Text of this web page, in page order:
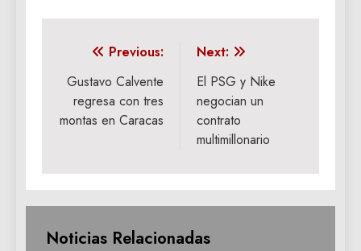
Navegación
de
entradas
Previous:
Gustavo Calvente
regresa con tres
montas en Caracas
Next:
El PSG y Nike
negocian un
contrato
multimillonario
Noticias Relacionadas